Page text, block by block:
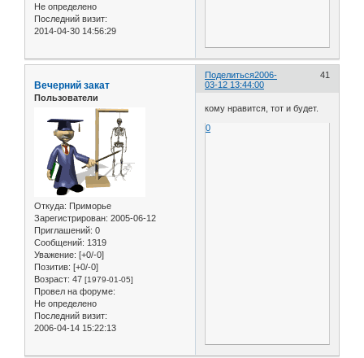
Не определено
Последний визит:
2014-04-30 14:56:29
Поделиться 41
2006-
03-12 13:44:00
Вечерний закат
Пользователи
Откуда: Приморье
Зарегистрирован: 2005-06-12
Приглашений: 0
Сообщений: 1319
Уважение: [+0/-0]
Позитив: [+0/-0]
Возраст: 47 [1979-01-05]
Провел на форуме:
Не определено
Последний визит:
2006-04-14 15:22:13
кому нравится, тот и будет.
0